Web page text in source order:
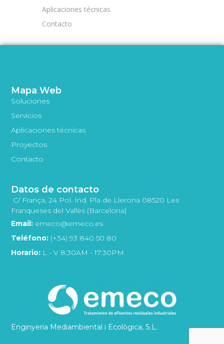
Aplicaciones técnicas
Contacto
Enginyeria Mediambiental i Ecològica, S.L.
Mapa Web
Soluciones
Servicios
Aplicaciones técnicas
Proyectos
Contacto
Datos de contacto
C/ França, 24 Pol. Ind. Pla de Llerona 08520 Les
Franqueses del Vallès (Barcelona)
Email: emeco@emeco.es
Teléfono: (+34) 93 840 50 80
Horario: L - V 8:30AM - 17:30PM